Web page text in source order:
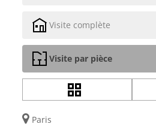
Visite complète
Visite par pièce
Paris